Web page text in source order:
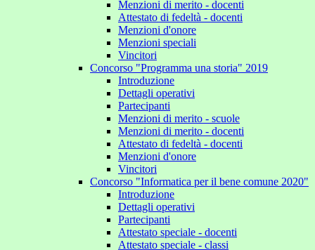
Menzioni di merito - docenti
Attestato di fedeltà - docenti
Menzioni d'onore
Menzioni speciali
Vincitori
Concorso "Programma una storia" 2019
Introduzione
Dettagli operativi
Partecipanti
Menzioni di merito - scuole
Menzioni di merito - docenti
Attestato di fedeltà - docenti
Menzioni d'onore
Vincitori
Concorso "Informatica per il bene comune 2020"
Introduzione
Dettagli operativi
Partecipanti
Attestato speciale - docenti
Attestato speciale - classi